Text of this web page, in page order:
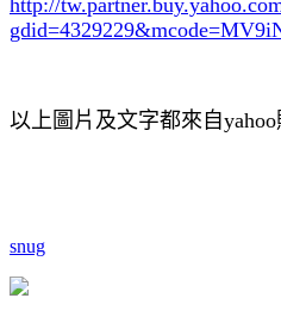
gdid=4329229
以上圖片及文字都來自
snug